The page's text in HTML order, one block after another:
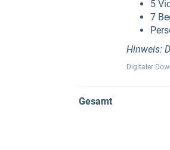
5
7
Hinweis:
Digitaler
Gesamt